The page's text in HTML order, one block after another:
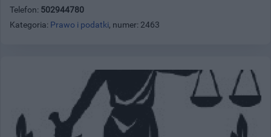
Telefon: 502944780
Kategoria: Prawo i podatki, numer: 2463